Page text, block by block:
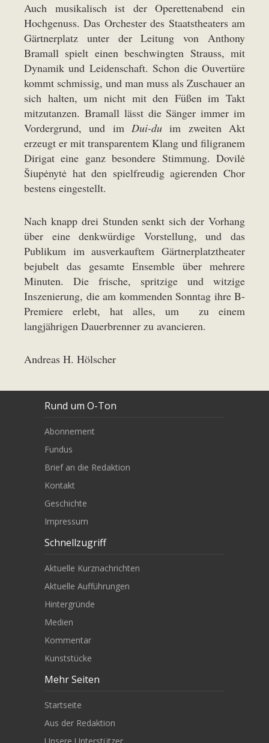
Auch musikalisch ist der Operettenabend ein
Hochgenuss. Das Orchester des Staatstheaters am
Gärtnerplatz unter der Leitung von Anthony
Bramall spielt einen beschwingten Strauss, mit
Dynamik und Leidenschaft. Schon die Ouvertüre
kommt schmissig, und man muss als Zuschauer an
sich halten, um nicht mit den Füßen im Takt
mitzutanzen. Bramall lässt die Sänger immer im
Vordergrund, und im Dui-du im zweiten Akt
erzeugt er mit transparentem Klang und filigranem
Dirigat eine ganz besondere Stimmung. Dovilė
Šiupėnytė hat den spielfreudig agierenden Chor
bestens eingestellt.
Nach knapp drei Stunden senkt sich der Vorhang
über eine denkwürdige Vorstellung, und das
Publikum im ausverkauftem Gärtnerplatztheater
bejubelt das gesamte Ensemble über mehrere
Minuten. Die frische, spritzige und witzige
Inszenierung, die am kommenden Sonntag ihre B-
Premiere erlebt, hat alles, um zu einem
langjährigen Dauerbrenner zu avancieren.
Andreas H. Hölscher
Rund um O-Ton
Abonnement
Fundus
Brief an die Redaktion
Kontakt
Geschichte
Impressum
Schnellzugriff
Aktuelle Kurznachrichten
Aktuelle Aufführungen
Hintergründe
Medien
Kommentar
Kunststücke
Mehr Seiten
Startseite
Aus der Redaktion